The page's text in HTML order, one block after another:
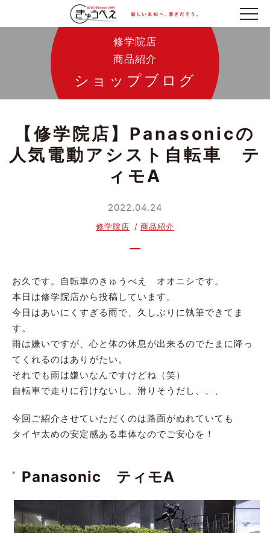
修学院店
商品紹介
ショップブログ
【修学院店】Panasonicの
人気電動アシスト自転車 テ
ィモA
2022.04.24
修学院店 商品紹介
お久です。自転車のきゅうべえ オオニシです。
本日は修学院店から投稿しています。
今日はあいにくすぎる雨で、久しぶりに執筆できてま
す。
雨は嫌いですが、心と体の休息が出来るのでたまに降っ
てくれるのはありがたい。
それでも雨は嫌いなんですけどね（笑）
自転車で走りに行けないし、滑りそうだし、、、
今回ご紹介させていただくのは路面がぬれていても
タイヤ太めの安定感ある車体なのでご安心を！
Panasonic ティモA